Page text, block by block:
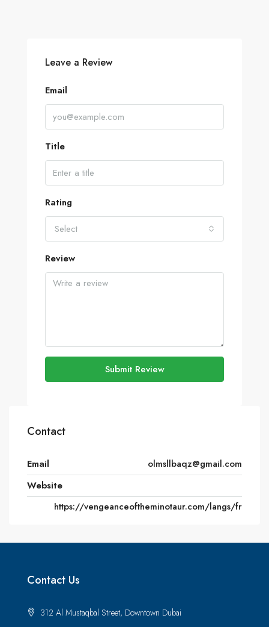
Leave a Review
Email
Title
Rating
Select
Review
Submit Review
Contact
Email
olmsllbaqz@gmail.com
Website
https://vengeanceoftheminotaur.com/langs/fr
Contact Us
312 Al Mustaqbal Street, Downtown Dubai